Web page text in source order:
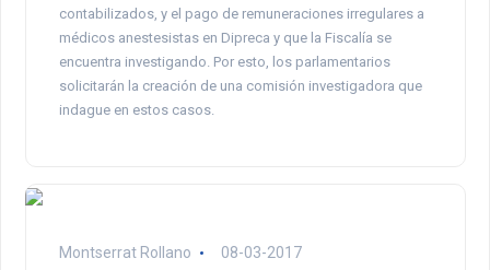
contabilizados, y el pago de remuneraciones irregulares a
médicos anestesistas en Dipreca y que la Fiscalía se
encuentra investigando. Por esto, los parlamentarios
solicitarán la creación de una comisión investigadora que
indague en estos casos.
Montserrat Rollano 08-03-2017